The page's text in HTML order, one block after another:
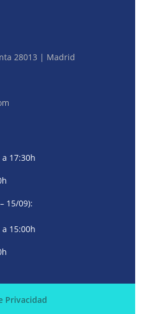
28013 | Madrid
17:30h
15/09):
15:00h
Privacidad